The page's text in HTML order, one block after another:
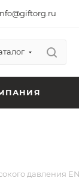
давления